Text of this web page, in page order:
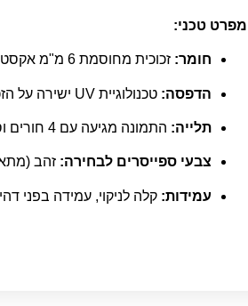
מפרט טכני:
חומר: זכוכית מחוסמת 6 מ"מ אקסטרה קליר (חזקה, בטיחותית וצלולה).
הדפסה: טכנולוגיית UV ישירה על הזכוכית ברזולוציה גבוהה (עד 2400 DPI) למראה יוקרתי.
תלייה: התמונה מגיעה עם 4 חורים וספייסרים (מנטים) מהודרים לתלייה קלה במראה "צף" מהקיר.
צבעי ספייסרים לבחירה: זהב
עמידות: קלה לניקוי, עמידה בפני